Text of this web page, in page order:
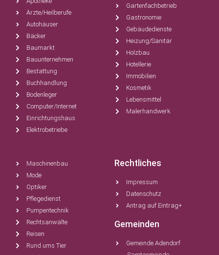
Ärzte/Heilberufe
Autohäuser
Bäcker
Baumarkt
Bauunternehmen
Bestattung
Buchhandlung
Bodenleger
Computer/Internet
Einrichtungshaus
Elektrobetriebe
Gartenfachbetrieb
Gastronomie
Gebäudedienste
Heizung/Sanitär
Holzbau
Hotellerie
Immobilien
Kosmetik
Lebensmittel
Malerhandwerk
Maschinenbau
Mode
Optiker
Pflegedienst
Pumpentechnik
Rechtsanwälte
Reisen
Rund ums Tier
Rechtliches
Impressum
Datenschutz
Antrag auf Eintrag+
Gemeinden
Gemeinde Adendorf